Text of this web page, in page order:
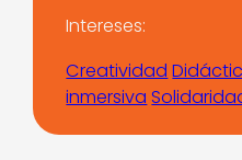
Intereses:
Creatividad
inmersiva